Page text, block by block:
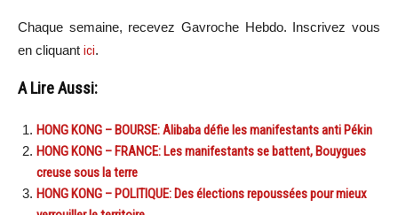
Chaque semaine, recevez Gavroche Hebdo. Inscrivez vous
en cliquant ici.
A Lire Aussi:
HONG KONG – BOURSE: Alibaba défie les manifestants anti Pékin
HONG KONG – FRANCE: Les manifestants se battent, Bouygues
creuse sous la terre
HONG KONG – POLITIQUE: Des élections repoussées pour mieux